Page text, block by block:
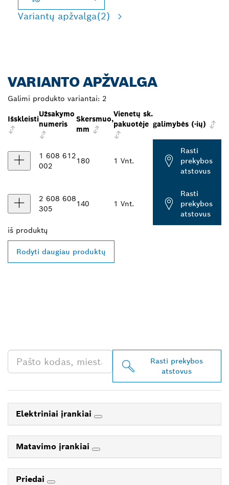
Variantų apžvalga(2)
VARIANTO APŽVALGA
Galimi produkto variantai: 2
Išskleisti
Užsakymo
numeris
Skersmuo,
mm
Vienetų sk.
pakuotėje galimybės (-ių)
1 608 612
002
180 1 Vnt.
Rasti
prekybos
atstovus
2 608 608
305
140 1 Vnt.
Rasti
prekybos
atstovus
iš produktų
Rodyti daugiau produktų
Rasti prekybos
atstovus
Elektriniai įrankiai
Matavimo įrankiai
Priedai